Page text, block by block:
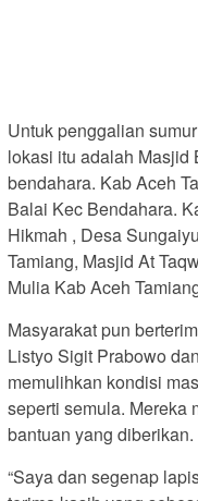
Untuk penggalian
lokasi itu adalah Masjid
bendahara. Kab Aceh
Balai Kec Bendahara.
Hikmah , Desa
Tamiang, Masjid At
Mulia Kab Aceh
Masyarakat pun
Listyo Sigit Prabowo
memulihkan kondisi
seperti semula. Mereka
bantuan yang diberikan.
“Saya dan segenap